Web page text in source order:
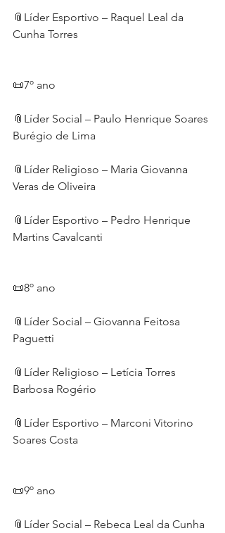
📎Líder Esportivo – Raquel Leal da
Cunha Torres
📜7º ano
📎Líder Social – Paulo Henrique Soares
Burégio de Lima
📎Líder Religioso – Maria Giovanna
Veras de Oliveira
📎Líder Esportivo – Pedro Henrique
Martins Cavalcanti
📜8º ano
📎Líder Social – Giovanna Feitosa
Paguetti
📎Líder Religioso – Letícia Torres
Barbosa Rogério
📎Líder Esportivo – Marconi Vitorino
Soares Costa
📜9º ano
📎Líder Social – Rebeca Leal da Cunha